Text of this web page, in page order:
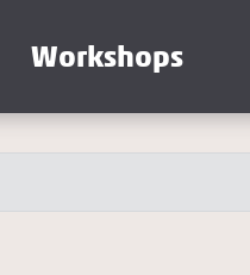
Workshops